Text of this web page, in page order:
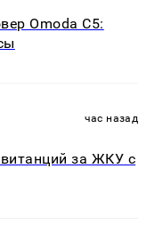
Omoda C5:
час назад
за ЖКУ с